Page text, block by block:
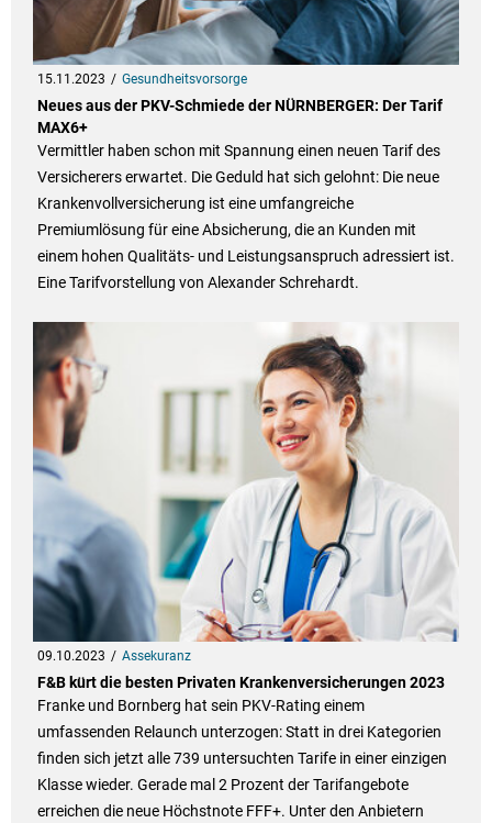
15.11.2023 Gesundheitsvorsorge
Neues aus der PKV-Schmiede der NÜRNBERGER: Der Tarif
MAX6+
Vermittler haben schon mit Spannung einen neuen Tarif des
Versicherers erwartet. Die Geduld hat sich gelohnt: Die neue
Krankenvollversicherung ist eine umfangreiche
Premiumlösung für eine Absicherung, die an Kunden mit
einem hohen Qualitäts- und Leistungsanspruch adressiert ist.
Eine Tarifvorstellung von Alexander Schrehardt.
09.10.2023 Assekuranz
F&B kürt die besten Privaten Krankenversicherungen 2023
Franke und Bornberg hat sein PKV-Rating einem
umfassenden Relaunch unterzogen: Statt in drei Kategorien
finden sich jetzt alle 739 untersuchten Tarife in einer einzigen
Klasse wieder. Gerade mal 2 Prozent der Tarifangebote
erreichen die neue Höchstnote FFF+. Unter den Anbietern